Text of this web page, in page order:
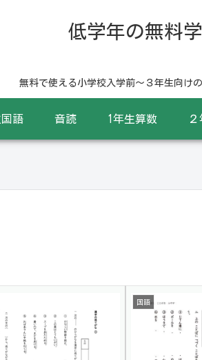
低学年の無料
無料で使える小学校入学前〜３年生向け
国語 音読 1年生算数
国語